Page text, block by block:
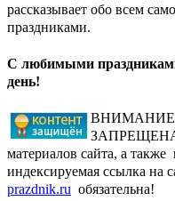
рассказывает обо всем
праздниками.
С любимыми
день!
ВНИМАНИЕ!
материалов сайта, а
индексируемая ссылка на
prazdnik.ru обязательна!